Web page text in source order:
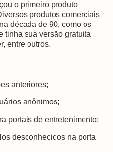
o primeiro produto
produtos comerciais
década de 90, como os
tinha sua versão gratuita
entre outros.
anteriores;
anônimos;
portais de entretenimento;
desconhecidos na porta